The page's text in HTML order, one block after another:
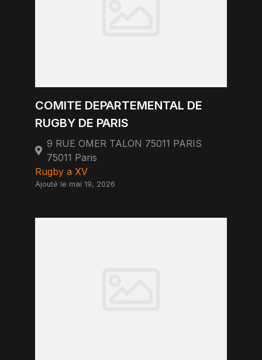
COMITE DEPARTEMENTAL DE
RUGBY DE PARIS
9 RUE OMER TALON 75011 PARIS
75011 Paris
Rugby a XV
Ajouté le mai 19, 2026